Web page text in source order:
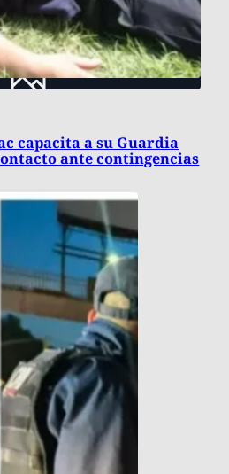
capacita a su Guardia
ante contingencias